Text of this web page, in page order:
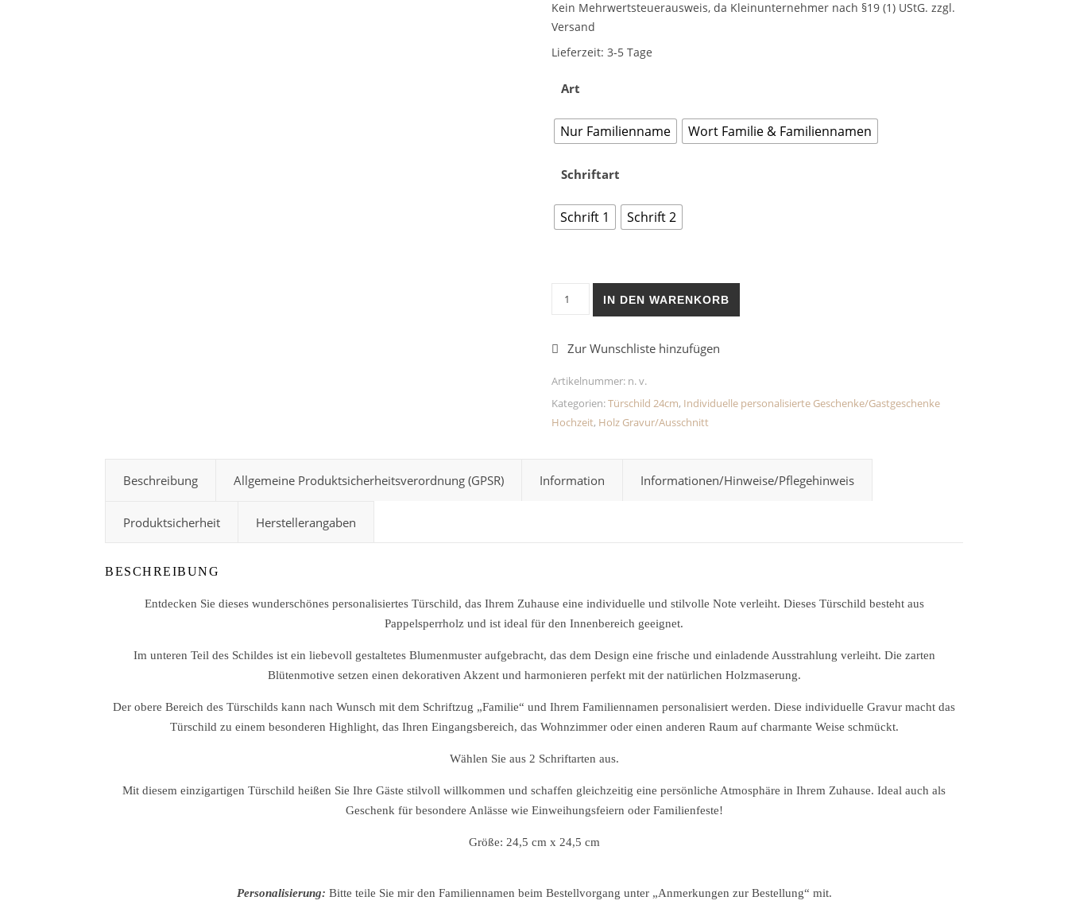
Kein Mehrwertsteuerausweis, da Kleinunternehmer nach §19 (1) UStG. zzgl.
Versand
Lieferzeit: 3-5 Tage
Art
Nur Familienname Wort Familie & Familiennamen
Schriftart
Schrift 1 Schrift 2
Personalisiertes Türschild Blumen aus Holz Menge
IN DEN WARENKORB
Artikelnummer: n. v.
Kategorien:Türschild 24cm, Individuelle personalisierte Geschenke/Gastgeschenke
Hochzeit, Holz Gravur/Ausschnitt
Beschreibung Allgemeine Produktsicherheitsverordnung (GPSR) Information Informationen/Hinweise/Pflegehinweis
Produktsicherheit Herstellerangaben
BESCHREIBUNG
Entdecken Sie dieses wunderschönes personalisiertes Türschild, das Ihrem Zuhause eine individuelle und stilvolle Note verleiht. Dieses Türschild besteht aus
Pappelsperrholz und ist ideal für den Innenbereich geeignet.
Im unteren Teil des Schildes ist ein liebevoll gestaltetes Blumenmuster aufgebracht, das dem Design eine frische und einladende Ausstrahlung verleiht. Die zarten
Blütenmotive setzen einen dekorativen Akzent und harmonieren perfekt mit der natürlichen Holzmaserung.
Der obere Bereich des Türschilds kann nach Wunsch mit dem Schriftzug „Familie“ und Ihrem Familiennamen personalisiert werden. Diese individuelle Gravur macht das
Türschild zu einem besonderen Highlight, das Ihren Eingangsbereich, das Wohnzimmer oder einen anderen Raum auf charmante Weise schmückt.
Wählen Sie aus 2 Schriftarten aus.
Mit diesem einzigartigen Türschild heißen Sie Ihre Gäste stilvoll willkommen und schaffen gleichzeitig eine persönliche Atmosphäre in Ihrem Zuhause. Ideal auch als
Geschenk für besondere Anlässe wie Einweihungsfeiern oder Familienfeste!
Größe: 24,5 cm x 24,5 cm
Personalisierung: Bitte teile Sie mir den Familiennamen beim Bestellvorgang unter „Anmerkungen zur Bestellung“ mit.